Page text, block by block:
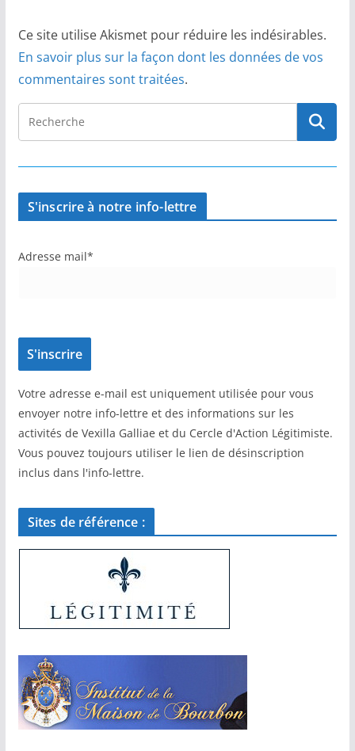
Ce site utilise Akismet pour réduire les indésirables.
En savoir plus sur la façon dont les données de vos
commentaires sont traitées.
S'inscrire à notre info-lettre
Adresse mail*
Votre adresse e-mail est uniquement utilisée pour vous
envoyer notre info-lettre et des informations sur les
activités de Vexilla Galliae et du Cercle d'Action Légitimiste.
Vous pouvez toujours utiliser le lien de désinscription
inclus dans l'info-lettre.
Sites de référence :